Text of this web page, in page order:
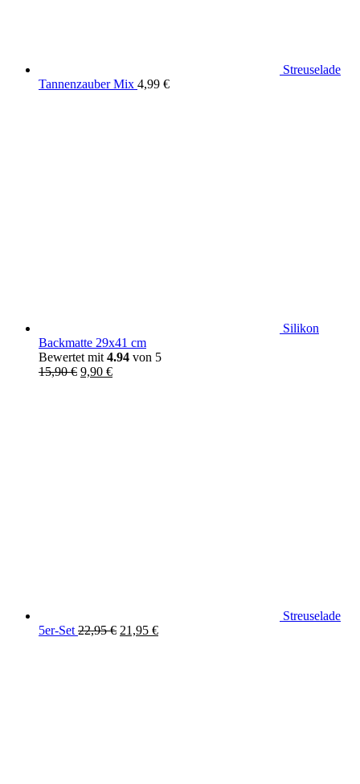
Streuselade
Tannenzauber Mix 4,99 €
Silikon
Backmatte 29x41 cm
Bewertet mit 4.94 von 5
15,90€ Ursprünglicher
9,90 €Aktueller
Streuselade
5er-Set 22,95€ Ursprünglicher
21,95 €Aktueller